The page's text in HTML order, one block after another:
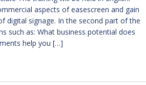
aspects of easescreen and gain
digital signage. In the second part of the
such as: What business potential does
help you […]